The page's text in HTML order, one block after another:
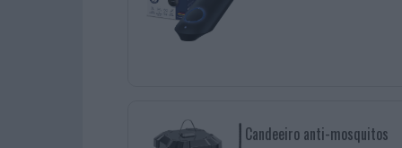
Candeeiro anti-mosquitos